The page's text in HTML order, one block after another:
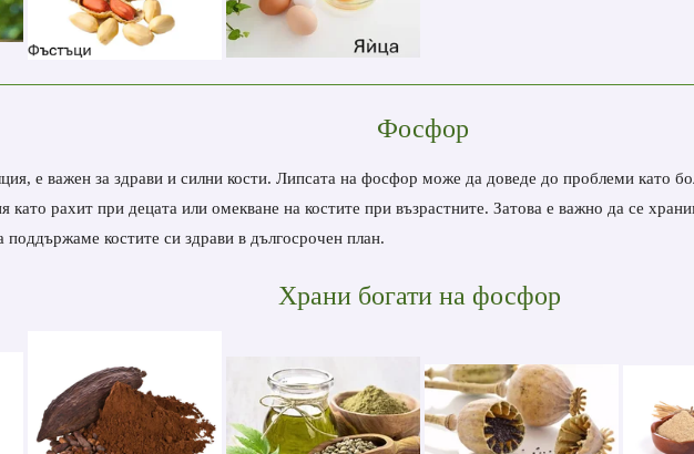
Фосфор
е важен за здрави и силни кости. Липсата на фосфор може да доведе до проблеми като
като рахит при децата или омекване на костите при възрастните. Затова е важно да се
поддържаме костите си здрави в дългосрочен план.
Храни богати на фосфор